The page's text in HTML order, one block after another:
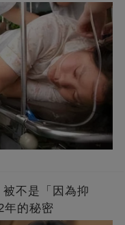
不是「因為抑
年的秘密